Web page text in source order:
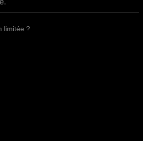
limitée ?